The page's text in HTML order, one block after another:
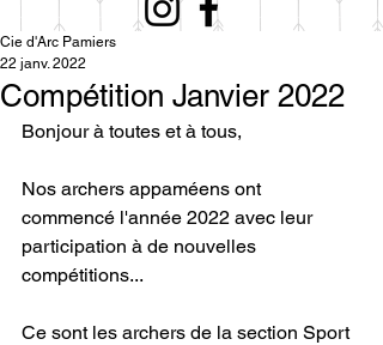
Compétition Janvier 2022
Cie d'Arc Pamiers
22 janv. 2022
Bonjour à toutes et à tous,
Nos archers appaméens ont
commencé l'année 2022 avec leur
participation à de nouvelles
compétitions...
Ce sont les archers de la section Sport